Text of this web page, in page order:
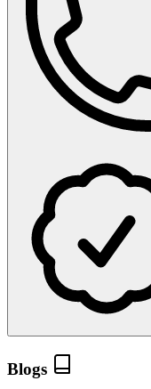
Blogs